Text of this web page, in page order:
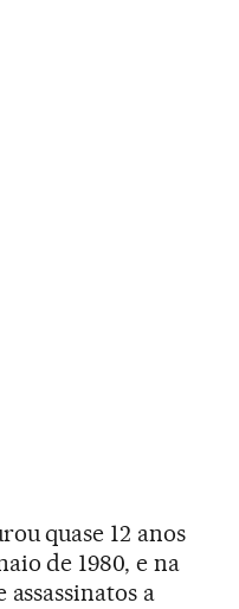
quase 12 anos
de 1980, e na
a